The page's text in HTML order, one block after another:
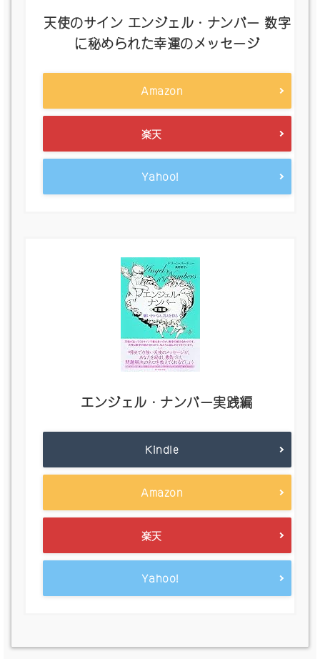
天使のサイン エンジェル・ナンバー 数字
に秘められた幸運のメッセージ
Amazon
楽天
Yahoo!
エンジェル・ナンバー実践編
Kindle
Amazon
楽天
Yahoo!